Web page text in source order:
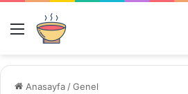
Menü
Anasayfa /Genel